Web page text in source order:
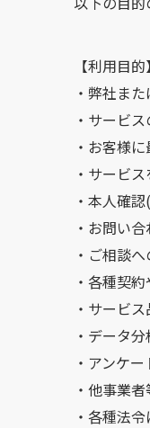
【利用目的】
・弊社ま
・サービ
・お客様
・サービ
・本人確
・お問い
・ご相談
・各種契
・サービ
・データ
・アンケ
・他事業
・各種法